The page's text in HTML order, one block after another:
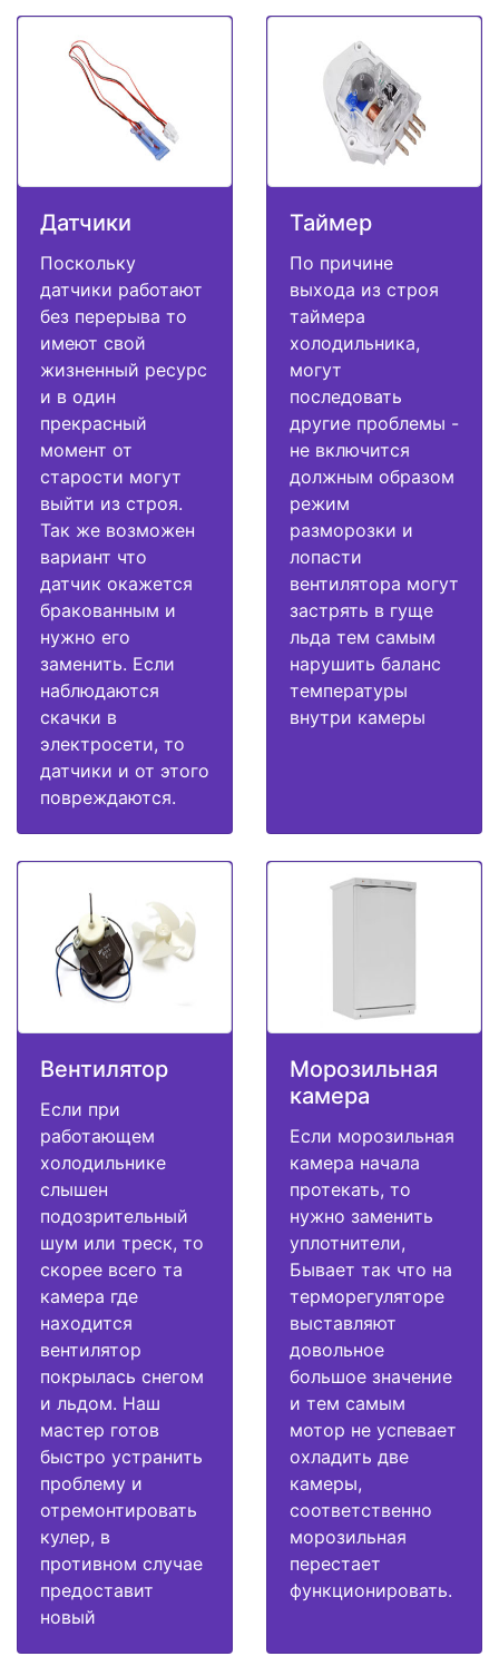
Датчики
Поскольку
датчики работают
без перерыва то
имеют свой
жизненный ресурс
и в один
прекрасный
момент от
старости могут
выйти из строя.
Так же возможен
вариант что
датчик окажется
бракованным и
нужно его
заменить. Если
наблюдаются
скачки в
электросети, то
датчики и от этого
повреждаются.
Таймер
По причине
выхода из строя
таймера
холодильника,
могут
последовать
другие проблемы -
не включится
должным образом
режим
разморозки и
лопасти
вентилятора могут
застрять в гуще
льда тем самым
нарушить баланс
температуры
внутри камеры
Вентилятор
Если при
работающем
холодильнике
слышен
подозрительный
шум или треск, то
скорее всего та
камера где
находится
вентилятор
покрылась снегом
и льдом. Наш
мастер готов
быстро устранить
проблему и
отремонтировать
кулер, в
противном случае
предоставит
новый
Морозильная
камера
Если морозильная
камера начала
протекать, то
нужно заменить
уплотнители,
Бывает так что на
терморегуляторе
выставляют
довольное
большое значение
и тем самым
мотор не успевает
охладить две
камеры,
соответственно
морозильная
перестает
функционировать.